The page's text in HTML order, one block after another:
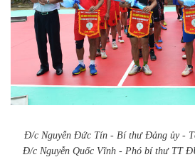
Đ/c Nguyễn Đức Tín - Bí thư Đảng ủy -
Đ/c Nguyễn Quốc Vĩnh - Phó bí thư TT